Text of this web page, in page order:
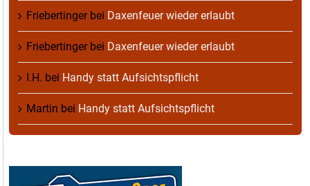
Friebertingerbei Daxenfeuer wieder erlaubt
Friebertingerbei Daxenfeuer wieder erlaubt
I.H. bei Handy statt Aufsichtspflicht
Martin bei Handy statt Aufsichtspflicht